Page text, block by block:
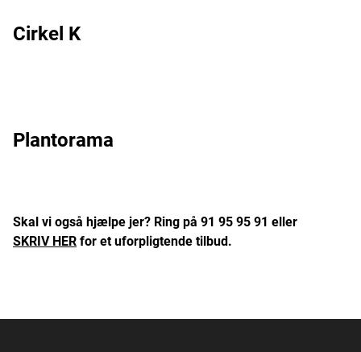
Cirkel K
Plantorama
Skal vi også hjælpe jer? Ring på 91 95 95 91 eller
SKRIV HER for et uforpligtende tilbud.